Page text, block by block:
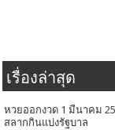
เรื่องล่าสุด
หวยออกงวด 1 มีนาคม
สลากกินแบ่งรัฐบาล